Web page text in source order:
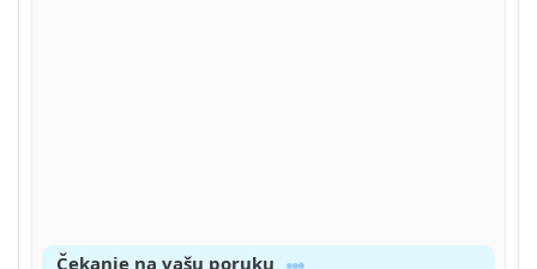
Čekanje na vašu poruku